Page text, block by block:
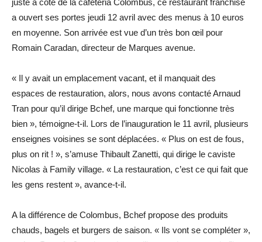
juste à côté de la cafétéria Colombus, ce restaurant franchisé
a ouvert ses portes jeudi 12 avril avec des menus à 10 euros
en moyenne. Son arrivée est vue d’un très bon œil pour
Romain Caradan, directeur de Marques avenue.
« Il y avait un emplacement vacant, et il manquait des
espaces de restauration, alors, nous avons contacté Arnaud
Tran pour qu’il dirige Bchef, une marque qui fonctionne très
bien », témoigne-t-il. Lors de l’inauguration le 11 avril, plusieurs
enseignes voisines se sont déplacées. « Plus on est de fous,
plus on rit ! », s’amuse Thibault Zanetti, qui dirige le caviste
Nicolas à Family village. « La restauration, c’est ce qui fait que
les gens restent », avance-t-il.
A la différence de Colombus, Bchef propose des produits
chauds, bagels et burgers de saison. « Ils vont se compléter »,